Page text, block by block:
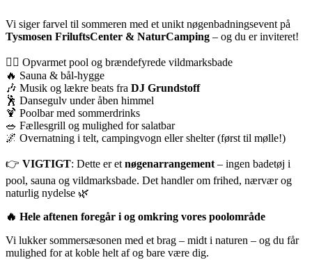
Vi siger farvel til sommeren med et unikt nøgenbadningsevent på
Tysmosen FriluftsCenter & NaturCamping – og du er inviteret!
🧖‍♂️ Opvarmet pool og brændefyrede vildmarksbade
🔥 Sauna & bål-hygge
🎶 Musik og lækre beats fra DJ Grundstoff
🕺 Dansegulv under åben himmel
🍹 Poolbar med sommerdrinks
🥗 Fællesgrill og mulighed for salatbar
🌌 Overnatning i telt, campingvogn eller shelter (først til mølle!)
👉 VIGTIGT: Dette er et nøgenarrangement – ingen badetøj i
pool, sauna og vildmarksbade. Det handler om frihed, nærvær og
naturlig nydelse 🌿
🔥 Hele aftenen foregår i og omkring vores poolområde
Vi lukker sommersæsonen med et brag – midt i naturen – og du får
mulighed for at koble helt af og bare være dig.